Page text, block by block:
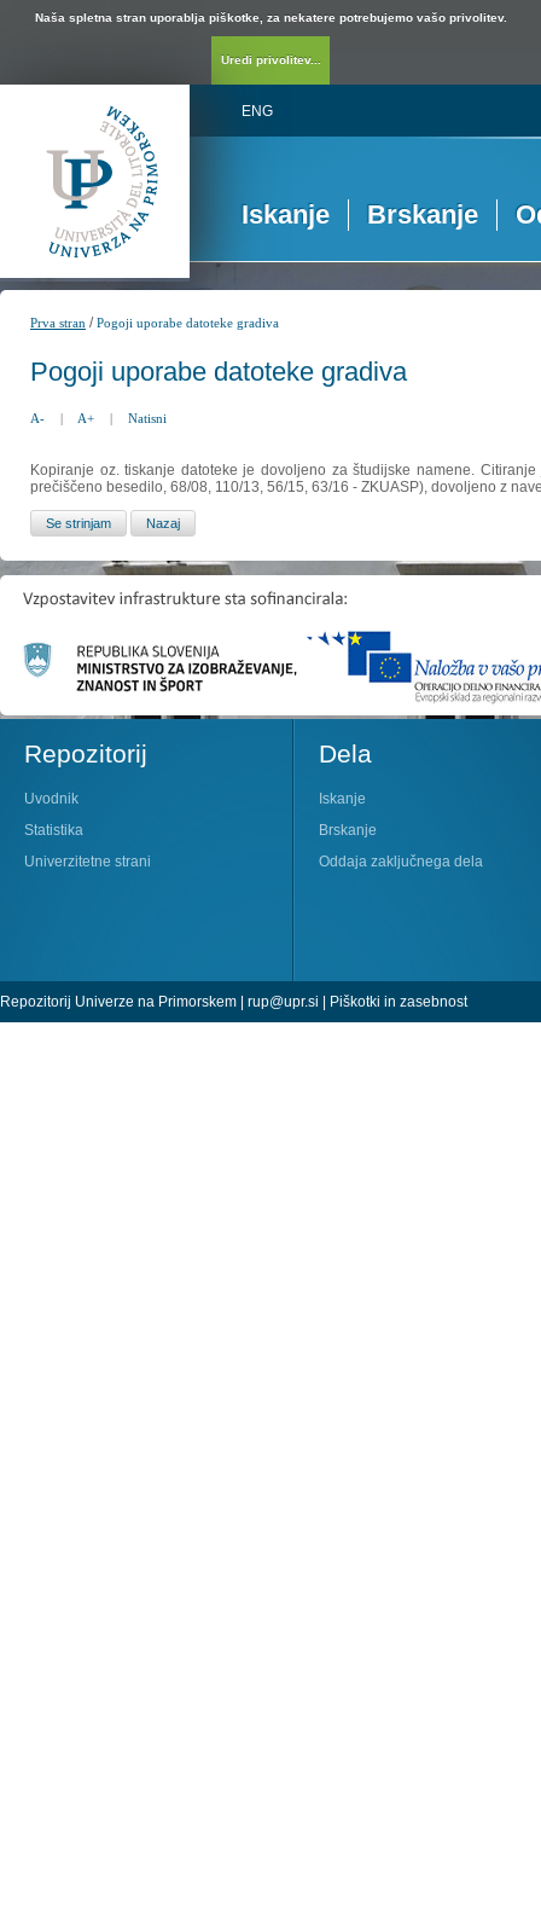
Naša spletna stran uporablja piškotke, za nekatere potrebujemo vašo privolitev.
Uredi privolitev...
ENG
Iskanje Brskanje
Prva stran /Pogoji uporabe datoteke gradiva
Pogoji uporabe datoteke gradiva
A- | A+ | Natisni
Kopiranje oz. tiskanje datoteke je dovoljeno za študijske namene.
prečiščeno besedilo, 68/08, 110/13, 56/15, 63/16 - ZKUASP), dovoljeno z
Repozitorij
Uvodnik
Statistika
Univerzitetne strani
Dela
Iskanje
Brskanje
Oddaja zaključnega dela
Repozitorij Univerze na Primorskem | rup@upr.si | Piškotki in zasebnost